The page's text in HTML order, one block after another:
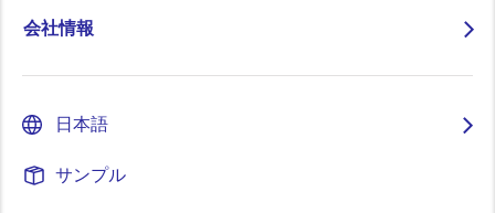
会社情報
日本語
サンプル
人と社会を支
ションで成長 の時代 のAI搭載IHクッキング
AIと現実
なぐ架け
pause